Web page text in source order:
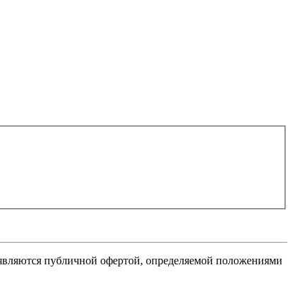
публичной офертой, определяемой положениями